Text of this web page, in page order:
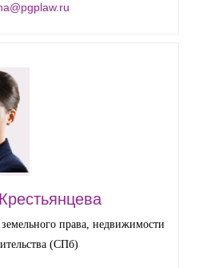
права, недвижимости
(СПб)